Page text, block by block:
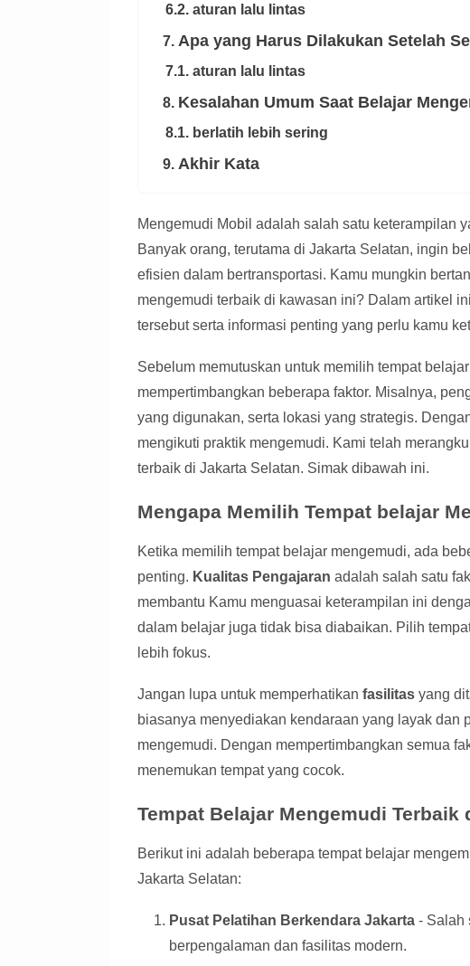
6.2. aturan lalu lintas
7. Apa yang Harus Dilakukan Setelah
7.1. aturan lalu lintas
8. Kesalahan Umum Saat Belajar
8.1. berlatih lebih sering
9. Akhir Kata
Mengemudi Mobil adalah salah satu keterampilan
Banyak orang, terutama di Jakarta Selatan, ingin
efisien dalam bertransportasi. Kamu mungkin
mengemudi terbaik di kawasan ini? Dalam artikel
tersebut serta informasi penting yang perlu kamu
Sebelum memutuskan untuk memilih tempat
mempertimbangkan beberapa faktor. Misalnya,
yang digunakan, serta lokasi yang strategis.
mengikuti praktik mengemudi. Kami telah
terbaik di Jakarta Selatan. Simak dibawah ini.
Mengapa Memilih Tempat belajar
Ketika memilih tempat belajar mengemudi, ada
penting. Kualitas Pengajaran adalah salah satu
membantu Kamu menguasai keterampilan ini
dalam belajar juga tidak bisa diabaikan. Pilih
lebih fokus.
Jangan lupa untuk memperhatikan fasilitas yang
biasanya menyediakan kendaraan yang layak dan
mengemudi. Dengan mempertimbangkan semua
menemukan tempat yang cocok.
Tempat Belajar Mengemudi Terbaik
Berikut ini adalah beberapa tempat belajar
Jakarta Selatan:
Pusat Pelatihan Berkendara Jakarta - Salah
berpengalaman dan fasilitas modern.